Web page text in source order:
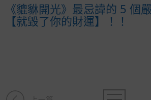
《貔貅開光》最忌諱的 5 個
【就毀了你的財運】！！